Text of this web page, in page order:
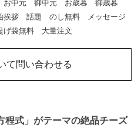
て問い合わせる
程式」がテーマの絶品チーズ
中元 御中元 お歳暮 御歳暮
拶 話題 のし無料 メッセージ
袋無料 大量注文